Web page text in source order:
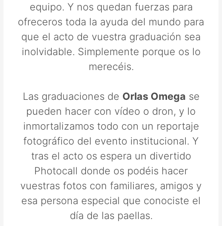
equipo. Y nos quedan fuerzas para
ofreceros toda la ayuda del mundo para
que el acto de vuestra graduación sea
inolvidable. Simplemente porque os lo
merecéis.
Las graduaciones de Orlas Omega se
pueden hacer con vídeo o dron, y lo
inmortalizamos todo con un reportaje
fotográfico del evento institucional. Y
tras el acto os espera un divertido
Photocall donde os podéis hacer
vuestras fotos con familiares, amigos y
esa persona especial que conociste el
día de las paellas.